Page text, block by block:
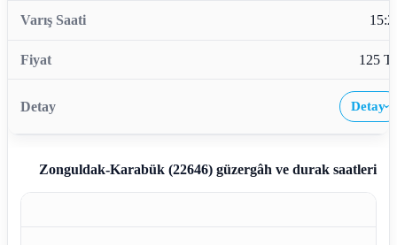
125
Detay›
Zonguldak-Karabük (22646)güzergâh ve durak saatleri